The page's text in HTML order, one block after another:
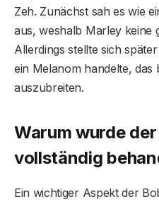
Zeh. Zunächst sah es wie
aus, weshalb Marley keine
Allerdings stellte sich
ein Melanom handelte, das
auszubreiten.
Warum wurde
vollständig
Ein wichtiger Aspekt der